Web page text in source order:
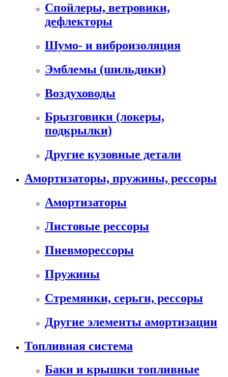
Спойлеры, ветровики,
дефлекторы
Шумо- и виброизоляция
Эмблемы (шильдики)
Воздуховоды
Брызговики (локеры,
подкрылки)
Другие кузовные детали
Амортизаторы, пружины, рессоры
Амортизаторы
Листовые рессоры
Пневморессоры
Пружины
Стремянки, серьги, рессоры
Другие элементы амортизации
Топливная система
Баки и крышки топливные